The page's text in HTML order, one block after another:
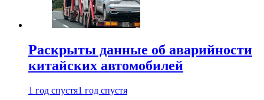
Раскрыты данные об аварийности
китайских автомобилей
1 год спустя1 год спустя